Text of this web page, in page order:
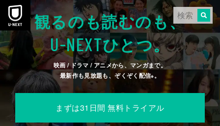
本文へスキップ
観るのも読むのも、
U-NEXTひとつ。
映画 / ドラマ / アニメから、マンガまで。
最新作も見放題も、ぞくぞく配信※。
まずは31日間 無料トライアル